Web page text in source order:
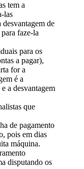
tem a
las
de
faze-la
para os
a pagar),
for a
é a
a desvantagem
que
de pagamento
pois em dias
máquina.
disputando os